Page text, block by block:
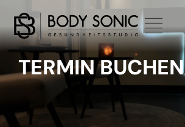
Inhalt
springen
TERMIN BUCHEN